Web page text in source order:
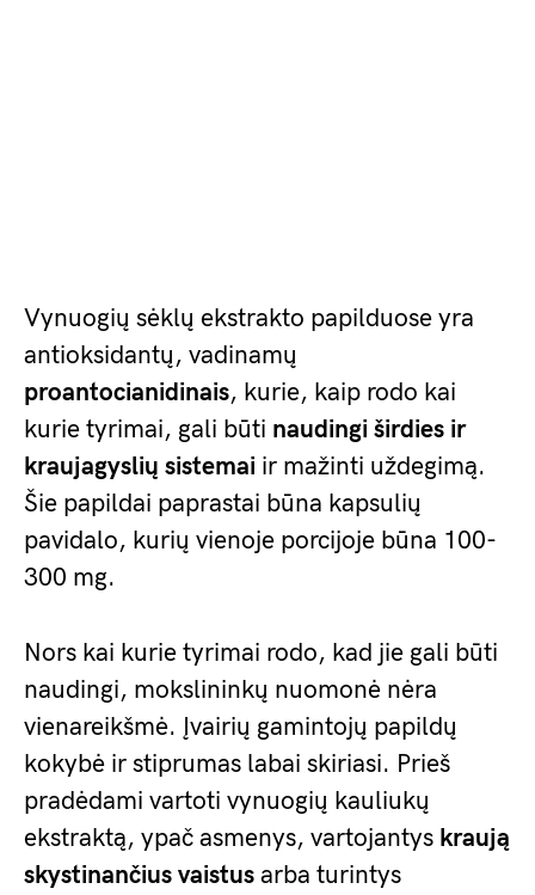
Vynuogių sėklų ekstrakto papilduose yra
antioksidantų, vadinamų
proantocianidinais, kurie, kaip rodo kai
kurie tyrimai, gali būti naudingi širdies ir
kraujagyslių sistemai ir mažinti uždegimą.
Šie papildai paprastai būna kapsulių
pavidalo, kurių vienoje porcijoje būna 100-
300 mg.
Nors kai kurie tyrimai rodo, kad jie gali būti
naudingi, mokslininkų nuomonė nėra
vienareikšmė. Įvairių gamintojų papildų
kokybė ir stiprumas labai skiriasi. Prieš
pradėdami vartoti vynuogių kauliukų
ekstraktą, ypač asmenys, vartojantys kraują
skystinančius vaistus arba turintys